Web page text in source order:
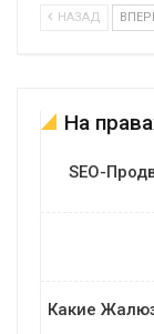
НАЗАД
На
SEO-
Какие